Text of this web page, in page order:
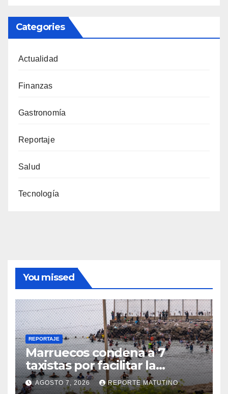
Categories
Actualidad
Finanzas
Gastronomía
Reportaje
Salud
Tecnología
You missed
REPORTAJE
Marruecos condena a 7
taxistas por facilitar la
migración irregular hacia
Ceuta
AGOSTO 7, 2026 REPORTE MATUTINO